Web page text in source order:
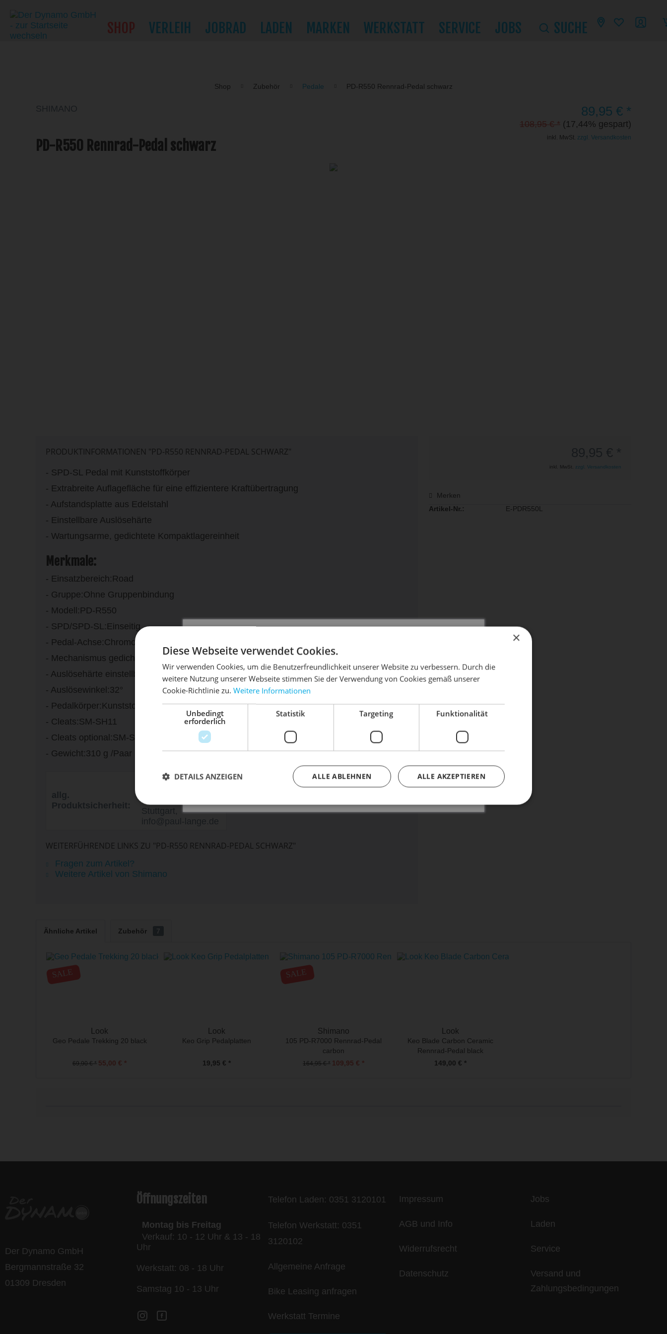
SHOP VERLEIH JOBRAD LADEN MARKEN WERKSTATT SERVICE JOBS SUCHE
Shop Zubehör Pedale PD-R550 Rennrad-Pedal schwarz
SHIMANO
PD-R550 Rennrad-Pedal schwarz
89,95 € *
108,95 € * (17,44% gespart)
inkl. MwSt. zzgl. Versandkosten
inkl. MwSt. zzgl. Versandkosten
Merken
Artikel-Nr.:
E-PDR550L
PRODUKTINFORMATIONEN "PD-R550 RENNRAD-PEDAL SCHWARZ"
- SPD-SL Pedal mit Kunststoffkörper
- Extrabreite Auflagefläche für eine effizientere Kraftübertragung
- Aufstandsplatte aus Edelstahl
- Einstellbare Auslösehärte
- Wartungsarme, gedichtete Kompaktlagereinheit
Merkmale:
- Einsatzbereich:Road
- Gruppe:Ohne Gruppenbindung
- Modell:PD-R550
- SPD/SPD-SL:Einseitig
- Pedal-Achse:Chromoly Stahl
- Mechanismus gedichtet:Ja
- Auslösehärte einstellbar:Ja
- Auslösewinkel:32°
- Pedalkörper:Kunststoff
- Cleats:SM-SH11
- Cleats optional:SM-SH10/SM-SH12
- Gewicht:310 g /Paar
allg.
Produktsicherheit:
Paul Lange & CO.
Straße 114, 70372
Stuttgart,
info@paul-lange.de
WEITERFÜHRENDE LINKS ZU "PD-R550 RENNRAD-PEDAL SCHWARZ"
Fragen zum Artikel?
Weitere Artikel von Shimano
Ähnliche Artikel Zubehör 7
SALE
Look
Geo Pedale Trekking 20 black
69,90 € * 55,00 € *
Look
Keo Grip Pedalplatten
19,95 € *
SALE
Shimano
105 PD-R7000 Rennrad-Pedal
carbon
164,95 € * 109,95 € *
Look
Keo Blade Carbon Ceramic
Rennrad-Pedal black
149,00 € *
DIE SONNE LACHT, DEIN RAD ERWACHT
Mach dein Bike frühlingsfit - gönn ihm den Service, den es verdient!
Dein Bike braucht Service, Wartung oder ein Update?
Der Dynamo GmbH
Bergmannstraße 32
01309 Dresden
Öffnungszeiten
Montag bis Freitag
Verkauf: 10 - 12 Uhr & 13 - 18
Uhr
Werkstatt: 08 - 18 Uhr
Samstag 10 - 13 Uhr
Telefon Laden: 0351 3120101
Telefon Werkstatt: 0351
3120102
Allgemeine Anfrage
Bike Leasing anfragen
Werkstatt Termine
Impressum
AGB und Info
Widerrufsrecht
Datenschutz
Jobs
Laden
Service
Versand und
Zahlungsbedingungen
×
Diese Webseite verwendet Cookies.
Wir verwenden Cookies, um die Benutzerfreundlichkeit unserer Website zu verbessern. Durch die
weitere Nutzung unserer Webseite stimmen Sie der Verwendung von Cookies gemäß unserer
Cookie-Richtlinie zu. Weitere Informationen
Unbedingt
erforderlich
Statistik Targeting Funktionalität
ALLE AKZEPTIEREN
ALLE ABLEHNEN
DETAILS ANZEIGEN